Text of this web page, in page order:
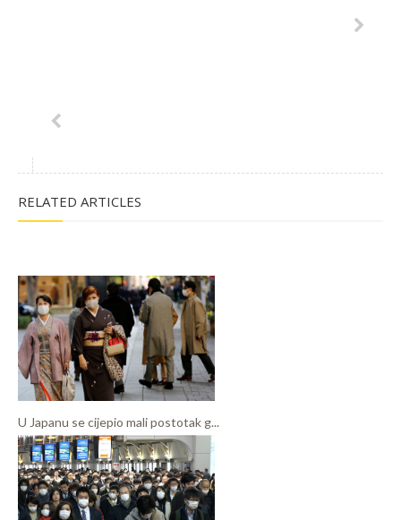
RELATED ARTICLES
U Japanu se cijepio mali postotak g...